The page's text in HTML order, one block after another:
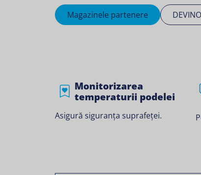
Magazinele partenere
Monitorizarea
temperaturii podelei
Asigură siguranța suprafeței.